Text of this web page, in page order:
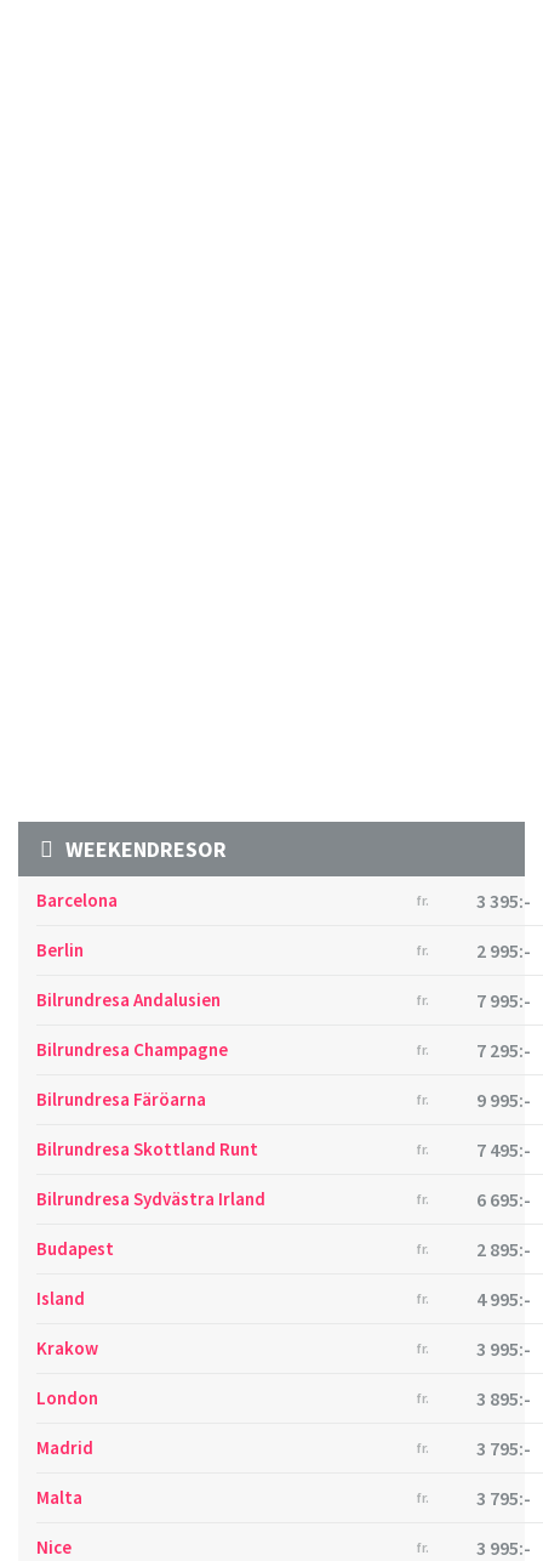
WEEKENDRESOR
Barcelona fr. 3 395:-
Berlin fr. 2 995:-
Bilrundresa Andalusien fr. 7 995:-
Bilrundresa Champagne fr. 7 295:-
Bilrundresa Färöarna fr. 9 995:-
Bilrundresa Skottland Runt fr. 7 495:-
Bilrundresa Sydvästra Irland fr. 6 695:-
Budapest fr. 2 895:-
Island fr. 4 995:-
Krakow fr. 3 995:-
London fr. 3 895:-
Madrid fr. 3 795:-
Malta fr. 3 795:-
Nice fr. 3 995:-